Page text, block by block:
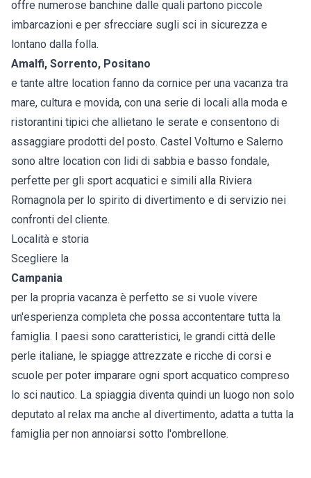
offre numerose banchine dalle quali partono piccole
imbarcazioni e per sfrecciare sugli sci in sicurezza e
lontano dalla folla.
Amalfi, Sorrento, Positano
e tante altre location fanno da cornice per una vacanza tra
mare, cultura e movida, con una serie di locali alla moda e
ristorantini tipici che allietano le serate e consentono di
assaggiare prodotti del posto. Castel Volturno e Salerno
sono altre location con lidi di sabbia e basso fondale,
perfette per gli sport acquatici e simili alla Riviera
Romagnola per lo spirito di divertimento e di servizio nei
confronti del cliente.
Località e storia
Scegliere la
Campania
per la propria vacanza è perfetto se si vuole vivere
un'esperienza completa che possa accontentare tutta la
famiglia. I paesi sono caratteristici, le grandi città delle
perle italiane, le spiagge attrezzate e ricche di corsi e
scuole per poter imparare ogni sport acquatico compreso
lo sci nautico. La spiaggia diventa quindi un luogo non solo
deputato al relax ma anche al divertimento, adatta a tutta la
famiglia per non annoiarsi sotto l'ombrellone.